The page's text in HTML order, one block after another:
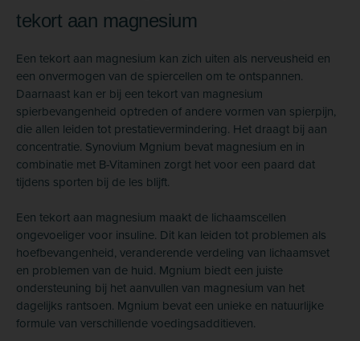
tekort aan magnesium
Een tekort aan magnesium kan zich uiten als nerveusheid en
een onvermogen van de spiercellen om te ontspannen.
Daarnaast kan er bij een tekort van magnesium
spierbevangenheid optreden of andere vormen van spierpijn,
die allen leiden tot prestatievermindering. Het draagt bij aan
concentratie. Synovium Mgnium bevat magnesium en in
combinatie met B-Vitaminen zorgt het voor een paard dat
tijdens sporten bij de les blijft.
Een tekort aan magnesium maakt de lichaamscellen
ongevoeliger voor insuline. Dit kan leiden tot problemen als
hoefbevangenheid, veranderende verdeling van lichaamsvet
en problemen van de huid. Mgnium biedt een juiste
ondersteuning bij het aanvullen van magnesium van het
dagelijks rantsoen. Mgnium bevat een unieke en natuurlijke
formule van verschillende voedingsadditieven.